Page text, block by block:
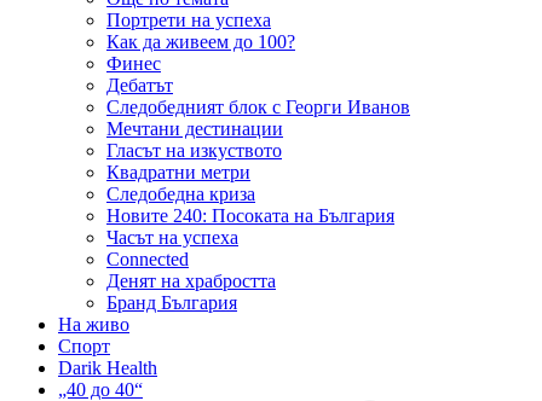
Портрети на успеха
Как да живеем до 100?
Финес
Дебатът
Следобедният блок с Георги Иванов
Мечтани дестинации
Гласът на изкуството
Квадратни метри
Следобедна криза
Новите 240: Посоката на България
Часът на успеха
Connected
Денят на храбростта
Бранд България
На живо
Спорт
Darik Health
„40 до 40“